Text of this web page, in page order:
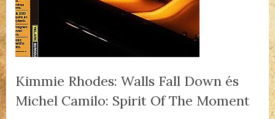
Kimmie Rhodes: Walls Fall Down és
Michel Camilo: Spirit Of The Moment